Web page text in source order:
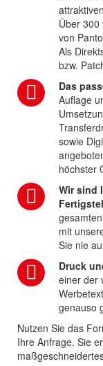
Über
von
Als
bzw.
Das
Auflage
sowie
höchster
Wir sind
mit
Sie nie
Druck
einer der
genauso
Nutzen Sie das
Ihre Anfrage. Sie